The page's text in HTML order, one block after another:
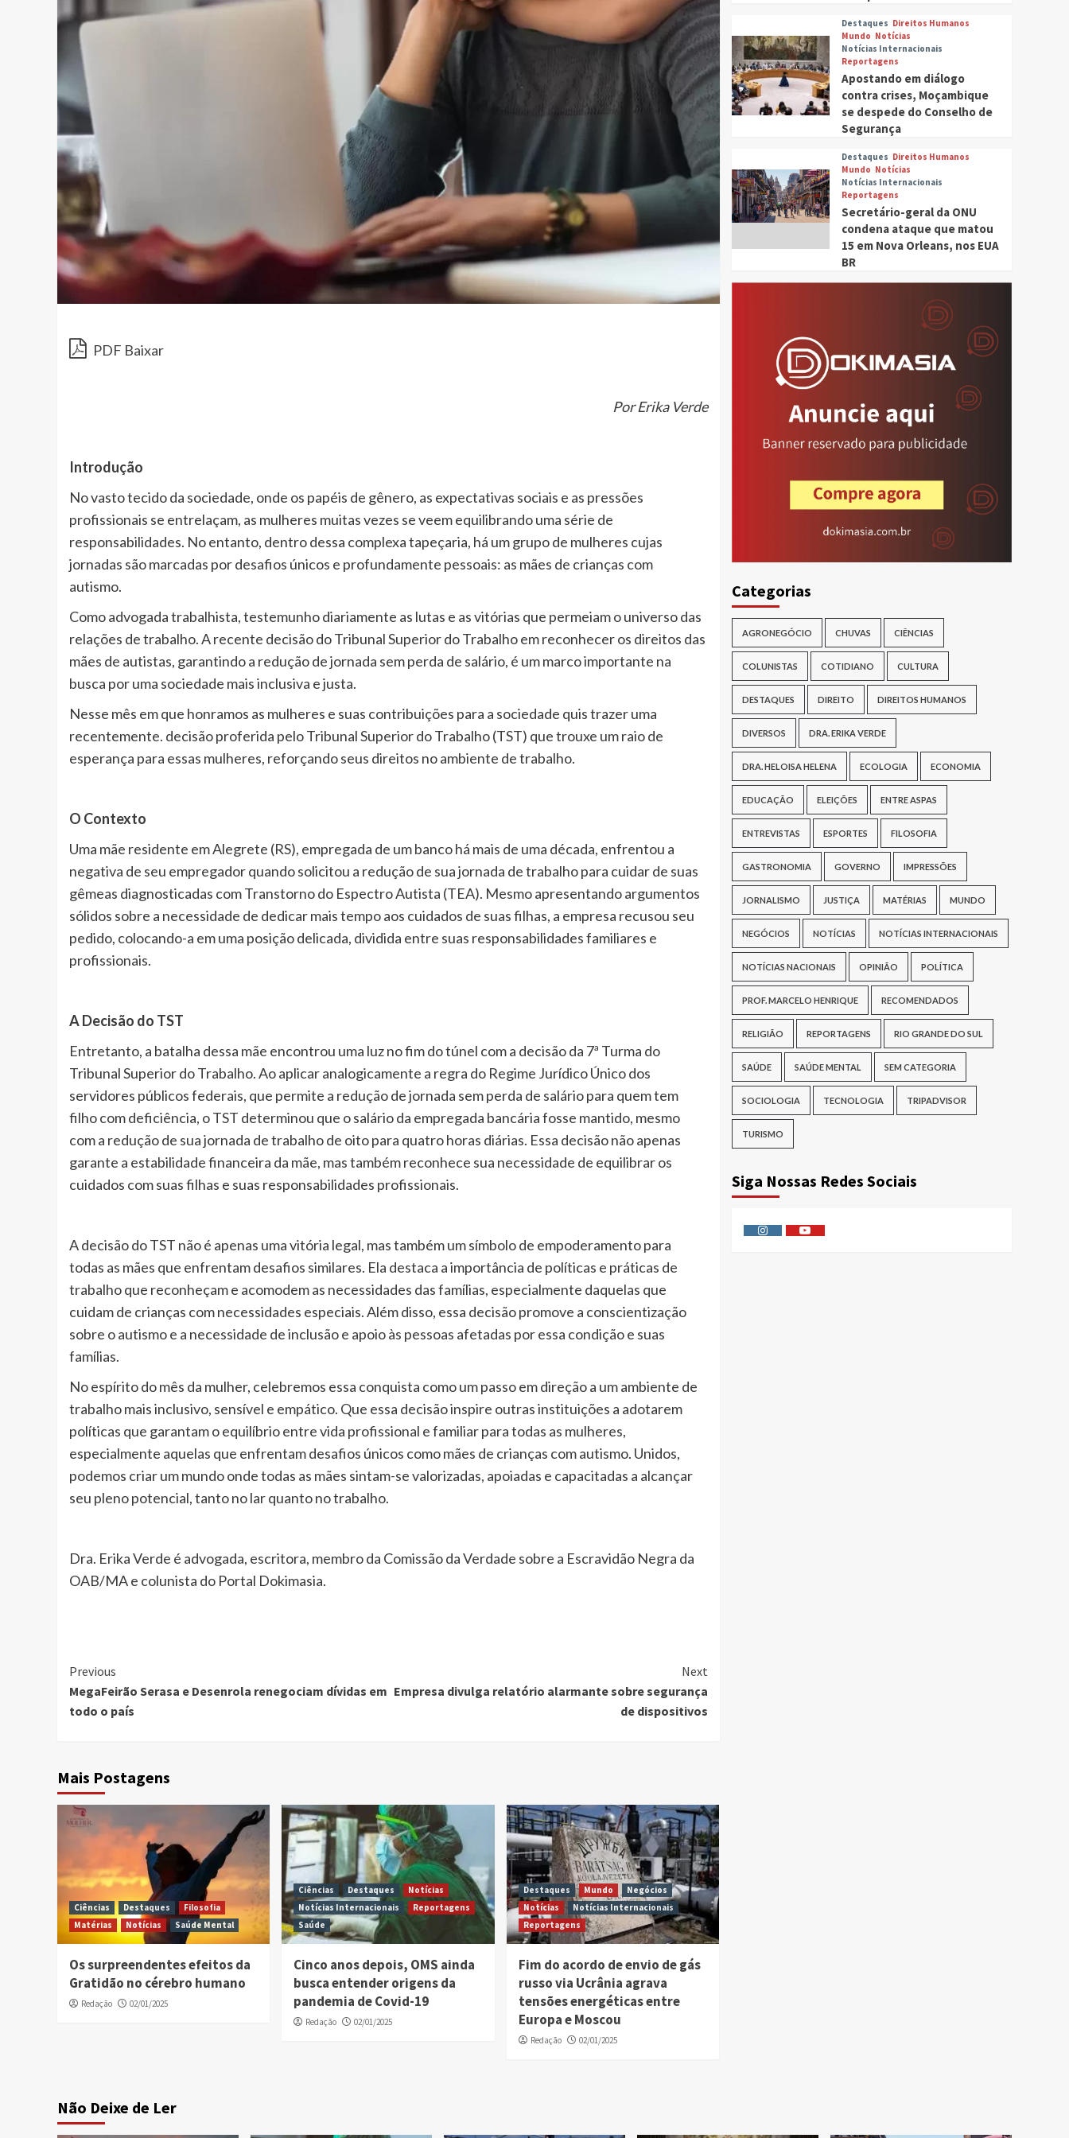
PDF Baixar
Por Erika Verde
Introdução
No vasto tecido da sociedade, onde os papéis de gênero, as expectativas sociais e as pressões
profissionais se entrelaçam, as mulheres muitas vezes se veem equilibrando uma série de
responsabilidades. No entanto, dentro dessa complexa tapeçaria, há um grupo de mulheres cujas
jornadas são marcadas por desafios únicos e profundamente pessoais: as mães de crianças com
autismo.
Como advogada trabalhista, testemunho diariamente as lutas e as vitórias que permeiam o universo das
relações de trabalho. A recente decisão do Tribunal Superior do Trabalho em reconhecer os direitos das
mães de autistas, garantindo a redução de jornada sem perda de salário, é um marco importante na
busca por uma sociedade mais inclusiva e justa.
Nesse mês em que honramos as mulheres e suas contribuições para a sociedade quis trazer uma
recentemente. decisão proferida pelo Tribunal Superior do Trabalho (TST) que trouxe um raio de
esperança para essas mulheres, reforçando seus direitos no ambiente de trabalho.
O Contexto
Uma mãe residente em Alegrete (RS), empregada de um banco há mais de uma década, enfrentou a
negativa de seu empregador quando solicitou a redução de sua jornada de trabalho para cuidar de suas
gêmeas diagnosticadas com Transtorno do Espectro Autista (TEA). Mesmo apresentando argumentos
sólidos sobre a necessidade de dedicar mais tempo aos cuidados de suas filhas, a empresa recusou seu
pedido, colocando-a em uma posição delicada, dividida entre suas responsabilidades familiares e
profissionais.
A Decisão do TST
Entretanto, a batalha dessa mãe encontrou uma luz no fim do túnel com a decisão da 7ª Turma do
Tribunal Superior do Trabalho. Ao aplicar analogicamente a regra do Regime Jurídico Único dos
servidores públicos federais, que permite a redução de jornada sem perda de salário para quem tem
filho com deficiência, o TST determinou que o salário da empregada bancária fosse mantido, mesmo
com a redução de sua jornada de trabalho de oito para quatro horas diárias. Essa decisão não apenas
garante a estabilidade financeira da mãe, mas também reconhece sua necessidade de equilibrar os
cuidados com suas filhas e suas responsabilidades profissionais.
A decisão do TST não é apenas uma vitória legal, mas também um símbolo de empoderamento para
todas as mães que enfrentam desafios similares. Ela destaca a importância de políticas e práticas de
trabalho que reconheçam e acomodem as necessidades das famílias, especialmente daquelas que
cuidam de crianças com necessidades especiais. Além disso, essa decisão promove a conscientização
sobre o autismo e a necessidade de inclusão e apoio às pessoas afetadas por essa condição e suas
famílias.
No espírito do mês da mulher, celebremos essa conquista como um passo em direção a um ambiente de
trabalho mais inclusivo, sensível e empático. Que essa decisão inspire outras instituições a adotarem
políticas que garantam o equilíbrio entre vida profissional e familiar para todas as mulheres,
especialmente aquelas que enfrentam desafios únicos como mães de crianças com autismo. Unidos,
podemos criar um mundo onde todas as mães sintam-se valorizadas, apoiadas e capacitadas a alcançar
seu pleno potencial, tanto no lar quanto no trabalho.
Dra. Erika Verde é advogada, escritora, membro da Comissão da Verdade sobre a Escravidão Negra da
OAB/MA e colunista do Portal Dokimasia.
Continue
Reading
Previous
MegaFeirão Serasa e Desenrola renegociam dívidas em
todo o país
Next
Empresa divulga relatório alarmante sobre segurança
de dispositivos
Mais Postagens
Ciências Destaques
Filosofia
Matérias
Notícias Saúde Mental
Os surpreendentes efeitos da
Gratidão no cérebro humano
Redação 02/01/2025
Ciências Destaques
Notícias
Notícias Internacionais
Reportagens
Saúde
Cinco anos depois, OMS ainda
busca entender origens da
pandemia de Covid-19
Redação 02/01/2025
Destaques Mundo
Negócios
Notícias
Notícias Internacionais
Reportagens
Fim do acordo de envio de gás
russo via Ucrânia agrava
tensões energéticas entre
Europa e Moscou
Redação 02/01/2025
Destaques Direitos Humanos
Mundo Notícias
Notícias Internacionais
Reportagens
Apostando em diálogo
contra crises, Moçambique
se despede do Conselho de
Segurança
Destaques Direitos Humanos
Mundo Notícias
Notícias Internacionais
Reportagens
Secretário-geral da ONU
condena ataque que matou
15 em Nova Orleans, nos EUA
BR
Categorias
AGRONEGÓCIO CHUVAS CIÊNCIAS
COLUNISTAS COTIDIANO CULTURA
DESTAQUES DIREITO DIREITOS HUMANOS
DIVERSOS DRA. ERIKA VERDE
DRA. HELOISA HELENA ECOLOGIA ECONOMIA
EDUCAÇÃO ELEIÇÕES ENTRE ASPAS
ENTREVISTAS ESPORTES FILOSOFIA
GASTRONOMIA GOVERNO IMPRESSÕES
JORNALISMO JUSTIÇA MATÉRIAS MUNDO
NEGÓCIOS NOTÍCIAS NOTÍCIAS INTERNACIONAIS
NOTÍCIAS NACIONAIS OPINIÃO POLÍTICA
PROF. MARCELO HENRIQUE RECOMENDADOS
RELIGIÃO REPORTAGENS RIO GRANDE DO SUL
SAÚDE SAÚDE MENTAL SEM CATEGORIA
SOCIOLOGIA TECNOLOGIA TRIPADVISOR
TURISMO
Siga Nossas Redes Sociais
InstagramYoutube
Não Deixe de Ler